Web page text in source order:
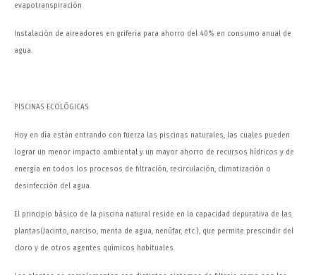
evapotranspiración
Instalación de aireadores en grifería para ahorro del 40% en consumo anual de
agua.
PISCINAS ECOLÓGICAS
Hoy en día están entrando con fuerza las piscinas naturales, las cuales pueden
lograr un menor impacto ambiental y un mayor ahorro de recursos hídricos y de
energía en todos los procesos de filtración, recirculación, climatización o
desinfección del agua.
El principio básico de la piscina natural reside en la capacidad depurativa de las
plantas(Jacinto, narciso, menta de agua, nenúfar, etc.), que permite prescindir del
cloro y de otros agentes químicos habituales.